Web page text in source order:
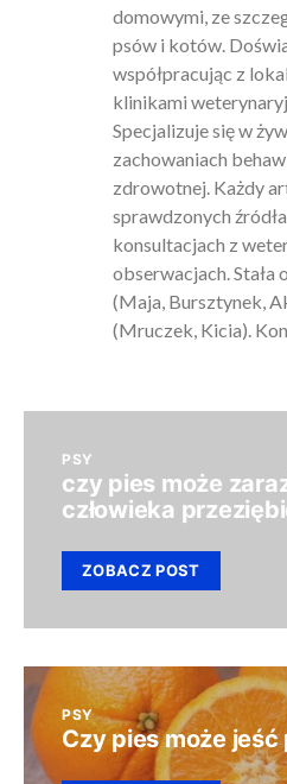
domowymi, ze
psów i kotów.
współpracując z
klinikami
Specjalizuje się w
zachowaniach
zdrowotnej. Każdy
sprawdzonych
konsultacjach z
obserwacjach. Stała
(Maja, Bursztynek,
(Mruczek, Kicia).
PSY
czy pies może
człowieka
ZOBACZ POST
PSY
Czy pies może